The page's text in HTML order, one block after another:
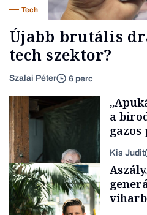
Tech
Újabb brutális
tech szektor?
Szalai Péter 6 perc
a
lett
Kis Judit